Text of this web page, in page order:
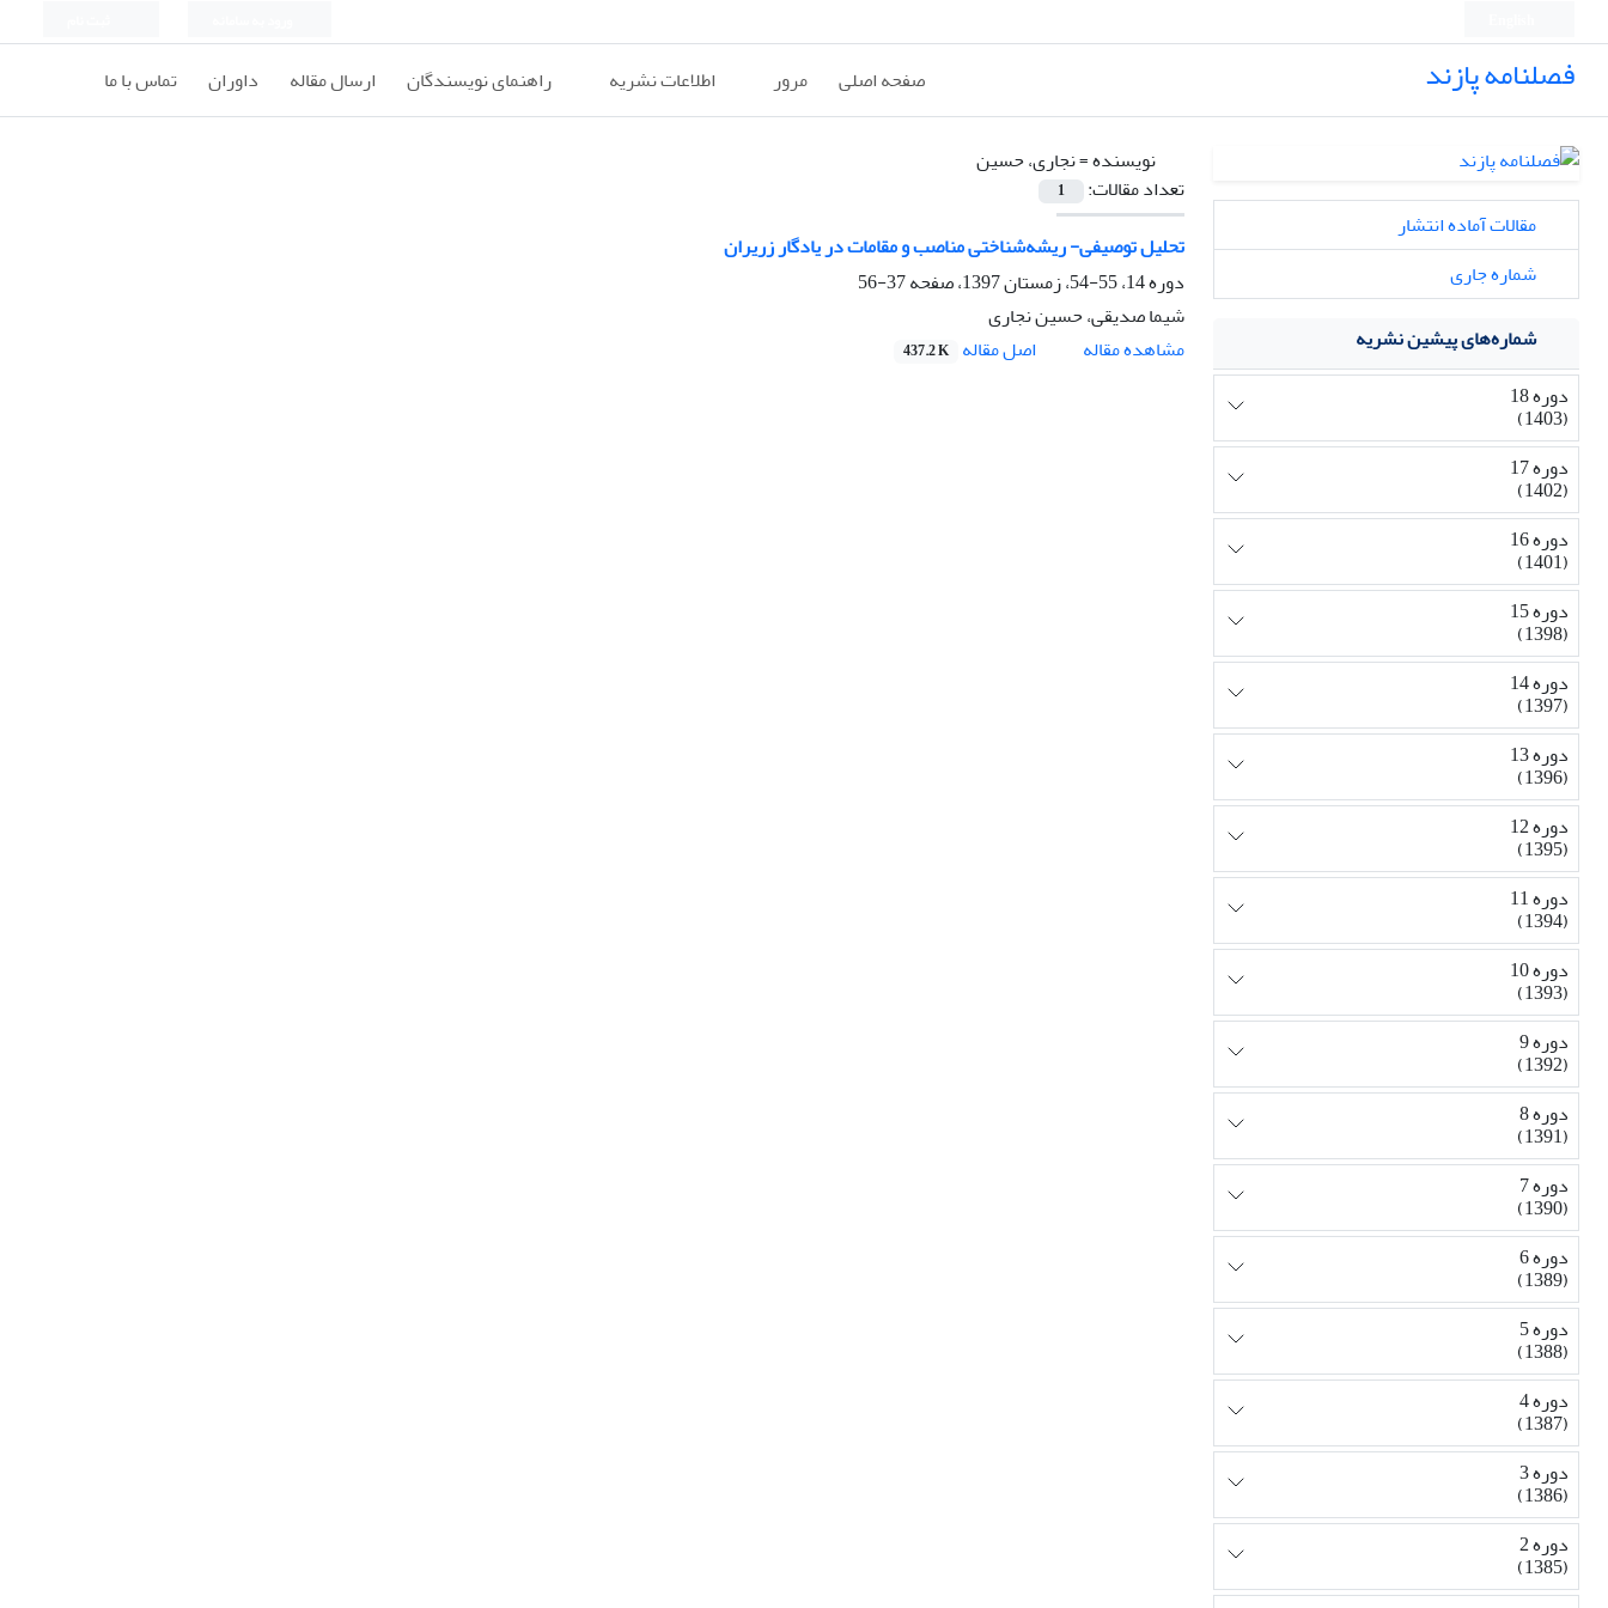
فصلنامه پازند صفحه اصلی مرور اطلاعات نشریه راهنمای نویسندگان ارسال مقاله داوران تماس با ما
نویسنده =نجاری، حسین
تعداد مقالات:
1
تحلیل توصیفی- ریشه‌شناختی مناصب و مقامات در یادگار زریران
دوره 14، 55-54، زمستان 1397، صفحه
37-56
شیما صدیقی، حسین نجاری
مشاهده مقاله
اصل مقاله 437.2 K
مقالات آماده انتشار
شماره جاری
شماره‌های پیشین نشریه
دوره 18
(1403)
دوره 17
(1402)
دوره 16
(1401)
دوره 15
(1398)
دوره 14
(1397)
دوره 13
(1396)
دوره 12
(1395)
دوره 11
(1394)
دوره 10
(1393)
دوره 9
(1392)
دوره 8
(1391)
دوره 7
(1390)
دوره 6
(1389)
دوره 5
(1388)
دوره 4
(1387)
دوره 3
(1386)
دوره 2
(1385)